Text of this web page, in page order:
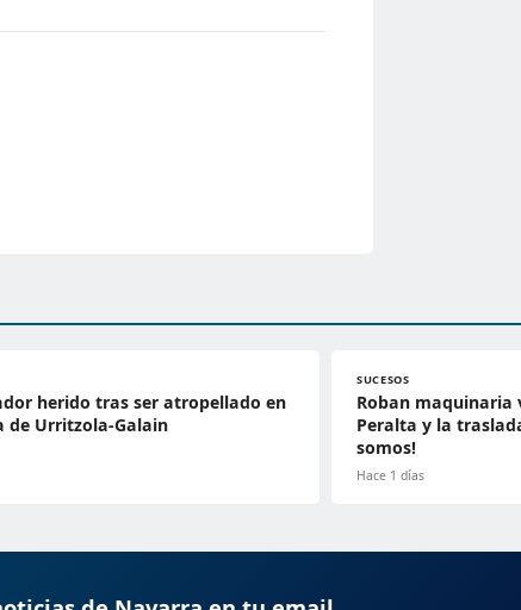
herido tras ser atropellado en
de Urritzola-Galain
SUCESOS
Roban maquinaria
Peralta y la
somos!
Hace 1 días